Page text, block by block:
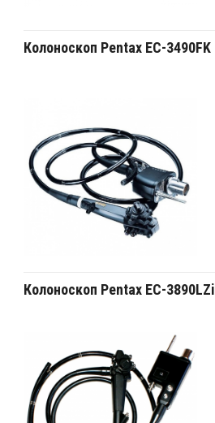
Колоноскоп Pentax EC-3490FK
Колоноскоп Pentax EC-3890LZi